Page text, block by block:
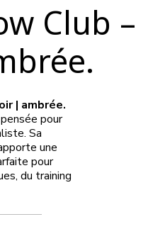
Club –
| ambrée.
pour
Sa
une
pour
du training